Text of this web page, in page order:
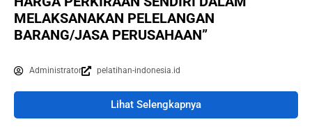
MELAKSANAKAN PELELANGAN
BARANG/JASA PERUSAHAAN”
Administrator pelatihan-indonesia.id
Lihat Selengkapnya